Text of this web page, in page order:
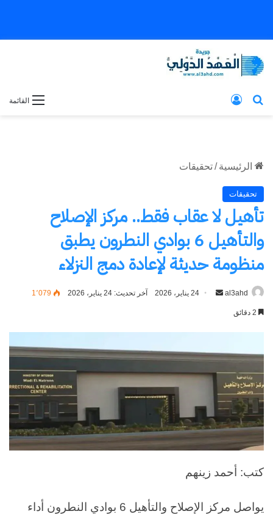
القائمة بحث عن
الرئيسية /تحقيقات
تحقيقات
تأهيل لا عقاب فقط.. مركز الإصلاح
والتأهيل 6 بوادي النطرون يطبق
منظومة حديثة لإعادة دمج النزلاء
al3ahd
أرسل24 يناير، 2026 آخر تحديث: 24 يناير، 2026 1٬079
كتب: أحمد زينهم
يواصل مركز الإصلاح والتأهيل 6 بوادي النطرون أداء